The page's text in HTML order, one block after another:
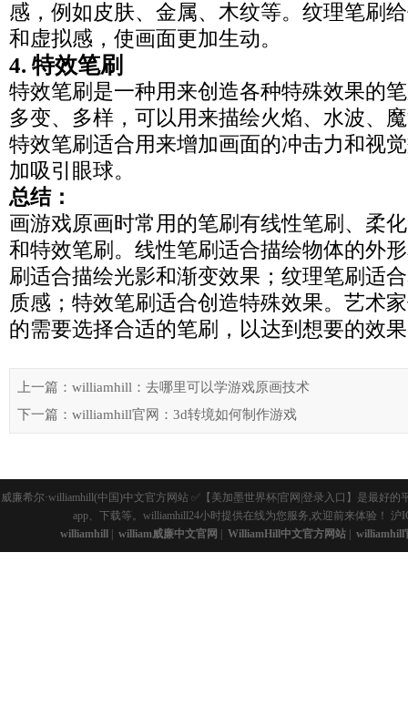
感，例如皮肤、金属、木纹等。纹理笔刷
和虚拟感，使画面更加生动。
4. 特效笔刷
特效笔刷是一种用来创造各种特殊效果的
多变、多样，可以用来描绘火焰、水波、
特效笔刷适合用来增加画面的冲击力和视
加吸引眼球。
总结：
画游戏原画时常用的笔刷有线性笔刷、柔
和特效笔刷。线性笔刷适合描绘物体的外
刷适合描绘光影和渐变效果；纹理笔刷适
质感；特效笔刷适合创造特殊效果。艺术
的需要选择合适的笔刷，以达到想要的效
上一篇：williamhill：去哪里可以学游戏原画技术
下一篇：williamhill官网：3d转境如何制作游戏
威廉希尔·williamhill(中国)中文官方网站 ✅【美加墨世界杯|官网|登录入口】是最好
app、下载等。williamhill24小时提供在线为您服务,欢迎前来体验！ 沪
williamhill
william威廉中文官网 WilliamHill中文官方网站| williamhill